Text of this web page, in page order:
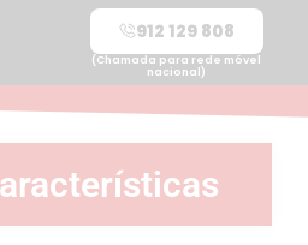
912 129 808
(Chamada para rede móvel
nacional)